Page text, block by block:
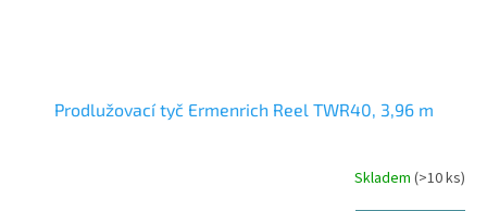
Prodlužovací tyč Ermenrich Reel TWR40, 3,96 m
Skladem (>10 ks)